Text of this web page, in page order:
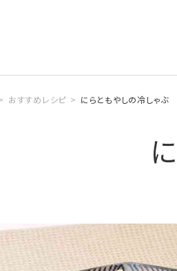
おすすめレシピ にらともやしの冷しゃぶ